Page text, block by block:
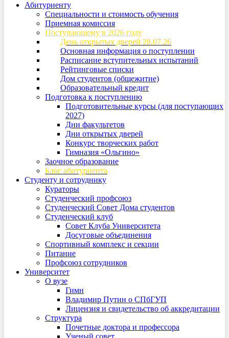
Абитуриенту
Специальности и стоимость обучения
Приемная комиссия
Поступающему в 2026 году
День открытых дверей 28.07.26
Основная информация о поступлении
Расписание вступительных испытаний
Рейтинговые списки
Дом студентов (общежитие)
Образовательный кредит
Подготовка к поступлению
Подготовительные курсы (для поступающих
2027)
Дни факультетов
Дни открытых дверей
Конкурс творческих работ
Гимназия «Ольгино»
Заочное образование
Блог абитуриента
Студенту и сотруднику
Кураторы
Студенческий профсоюз
Студенческий Совет Дома студентов
Студенческий клуб
Совет Клуба Университета
Досуговые объединения
Спортивный комплекс и секции
Питание
Профсоюз сотрудников
Университет
О вузе
Гимн
Владимир Путин о СПбГУП
Лицензия и свидетельство об аккредитации
Структура
Почетные доктора и профессора
Ученый совет